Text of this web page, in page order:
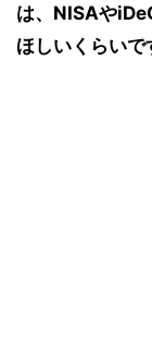
は、NISAや
ほしいくらいで